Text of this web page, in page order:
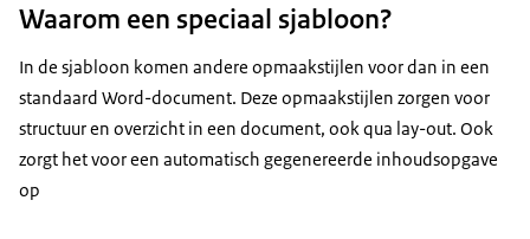
Waarom een speciaal sjabloon?
In de sjabloon komen andere opmaakstijlen voor dan in een
standaard Word-document. Deze opmaakstijlen zorgen voor
structuur en overzicht in een document, ook qua lay-out. Ook
zorgt het voor een automatisch gegenereerde inhoudsopgave
op